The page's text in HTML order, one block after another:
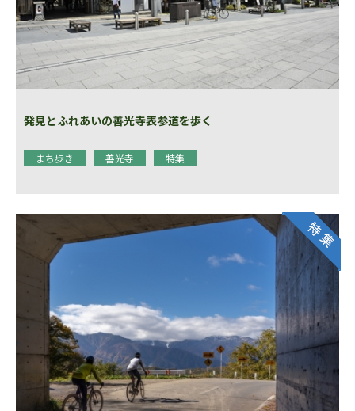
発見とふれあいの善光寺表参道を歩く
まち歩き 善光寺 特集